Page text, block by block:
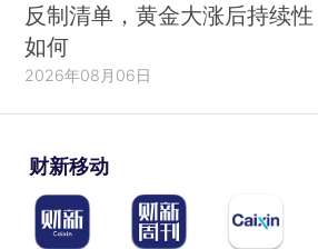
反制清单，黄金大涨后持续性
如何
2026年08月06日
财新移动